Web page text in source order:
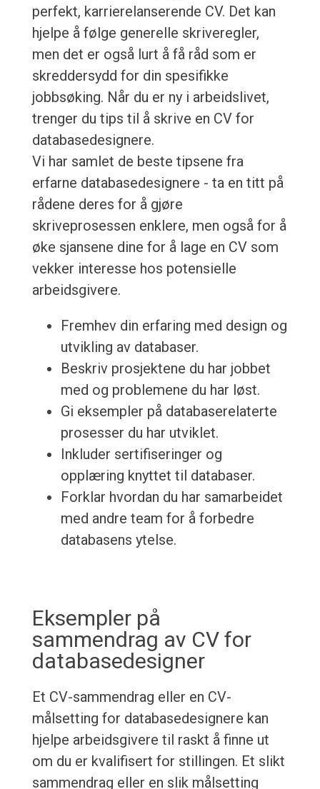
perfekt, karrierelanserende CV. Det kan
hjelpe å følge generelle skriveregler,
men det er også lurt å få råd som er
skreddersydd for din spesifikke
jobbsøking. Når du er ny i arbeidslivet,
trenger du tips til å skrive en CV for
databasedesignere.
Vi har samlet de beste tipsene fra
erfarne databasedesignere - ta en titt på
rådene deres for å gjøre
skriveprosessen enklere, men også for å
øke sjansene dine for å lage en CV som
vekker interesse hos potensielle
arbeidsgivere.
Fremhev din erfaring med design og
utvikling av databaser.
Beskriv prosjektene du har jobbet
med og problemene du har løst.
Gi eksempler på databaserelaterte
prosesser du har utviklet.
Inkluder sertifiseringer og
opplæring knyttet til databaser.
Forklar hvordan du har samarbeidet
med andre team for å forbedre
databasens ytelse.
Eksempler på
sammendrag av CV for
databasedesigner
Et CV-sammendrag eller en CV-
målsetting for databasedesignere kan
hjelpe arbeidsgivere til raskt å finne ut
om du er kvalifisert for stillingen. Et slikt
sammendrag eller en slik målsetting